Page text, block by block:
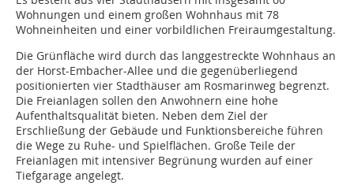
Wohnungen und einem großen Wohnhaus mit 78
Wohneinheiten und einer vorbildlichen Freiraumgestaltung.
Die Grünfläche wird durch das langgestreckte Wohnhaus an
der Horst-Embacher-Allee und die gegenüberliegend
positionierten vier Stadthäuser am Rosmarinweg begrenzt.
Die Freianlagen sollen den Anwohnern eine hohe
Aufenthaltsqualität bieten. Neben dem Ziel der
Erschließung der Gebäude und Funktionsbereiche führen
die Wege zu Ruhe- und Spielflächen. Große Teile der
Freianlagen mit intensiver Begrünung wurden auf einer
Tiefgarage angelegt.